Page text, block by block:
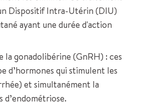
Dispositif Intra-Utérin (DIU)
ayant une durée d'action
la gonadolibérine (GnRH) : ces
d’hormones qui stimulent les
et simultanément la
d’endométriose.